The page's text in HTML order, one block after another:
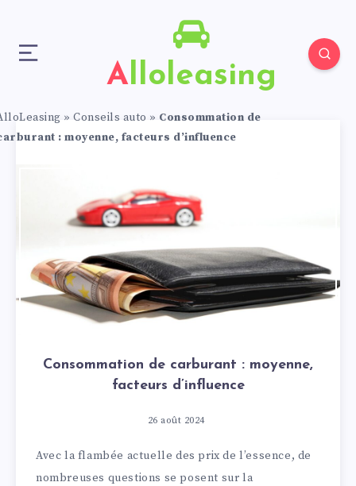
Alloleasing
» Conseils auto » Consommation de
: moyenne, facteurs d’influence
Consommation de carburant : moyenne,
facteurs d’influence
26 août 2024
Avec la flambée actuelle des prix de l’essence, de
nombreuses questions se posent sur la